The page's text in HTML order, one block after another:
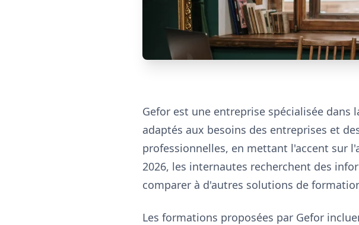
Gefor est une entreprise spécialisée
adaptés aux besoins des entreprises et
professionnelles, en mettant l'accent sur
2026, les internautes recherchent des
comparer à d'autres solutions de
Les formations proposées par Gefor